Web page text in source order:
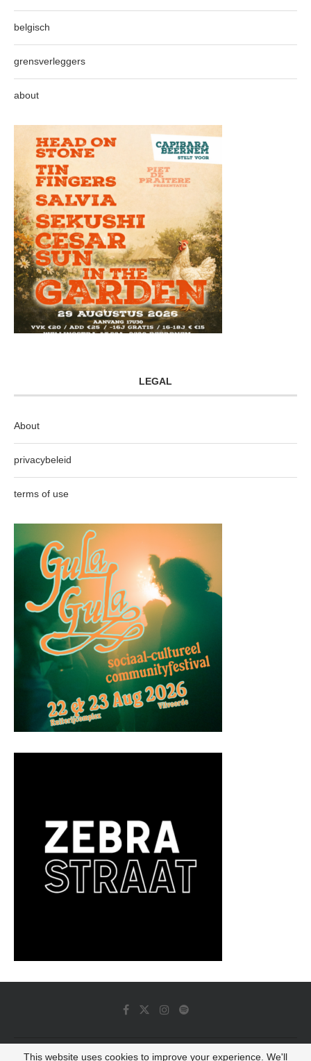
belgisch
grensverleggers
about
LEGAL
About
privacybeleid
terms of use
© 2022 - Luminous Dash All Rights Reserved
This website uses cookies to improve your experience. We'll